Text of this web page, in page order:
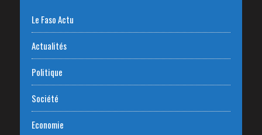
Le Faso Actu
Actualités
Politique
Société
Economie